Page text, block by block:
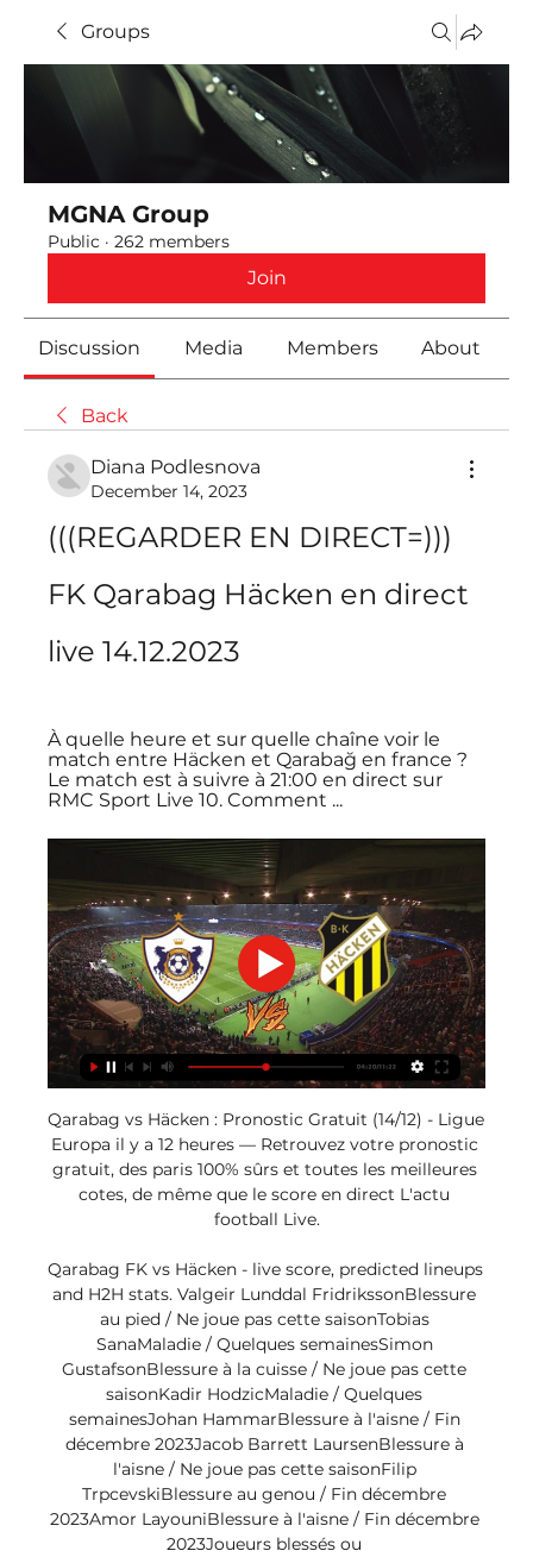
Groups
MGNA Group
Public · 262 members
Join
Discussion Media Members About
Back
Diana Podlesnova
December 14, 2023
(((REGARDER EN DIRECT=)))
FK Qarabag Häcken en direct
live 14.12.2023
À quelle heure et sur quelle chaîne voir le
match entre Häcken et Qarabağ en france ?
Le match est à suivre à 21:00 en direct sur
RMC Sport Live 10. Comment ...
Qarabag vs Häcken : Pronostic Gratuit (14/12) - Ligue
Europa il y a 12 heures — Retrouvez votre pronostic
gratuit, des paris 100% sûrs et toutes les meilleures
cotes, de même que le score en direct L'actu
football Live.
Qarabag FK vs Häcken - live score, predicted lineups
and H2H stats. Valgeir Lunddal FridrikssonBlessure
au pied / Ne joue pas cette saisonTobias
SanaMaladie / Quelques semainesSimon
GustafsonBlessure à la cuisse / Ne joue pas cette
saisonKadir HodzicMaladie / Quelques
semainesJohan HammarBlessure à l'aisne / Fin
décembre 2023Jacob Barrett LaursenBlessure à
l'aisne / Ne joue pas cette saisonFilip
TrpcevskiBlessure au genou / Fin décembre
2023Amor LayouniBlessure à l'aisne / Fin décembre
2023Joueurs blessés ou